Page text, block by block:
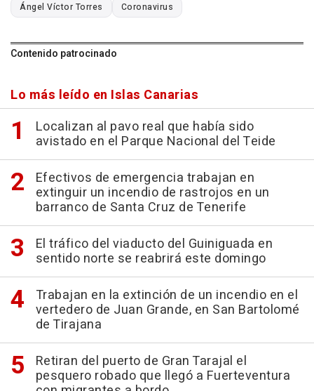
Ángel Víctor Torres Coronavirus
Contenido patrocinado
Lo más leído en Islas Canarias
Localizan al pavo real que había sido
avistado en el Parque Nacional del Teide
Efectivos de emergencia trabajan en
extinguir un incendio de rastrojos en un
barranco de Santa Cruz de Tenerife
El tráfico del viaducto del Guiniguada en
sentido norte se reabrirá este domingo
Trabajan en la extinción de un incendio en el
vertedero de Juan Grande, en San Bartolomé
de Tirajana
Retiran del puerto de Gran Tarajal el
pesquero robado que llegó a Fuerteventura